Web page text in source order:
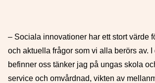
– Sociala innovationer har ett stort värde
och aktuella frågor som vi alla berörs av. I
befinner oss tänker jag på ungas skola
service och omvårdnad, vikten av